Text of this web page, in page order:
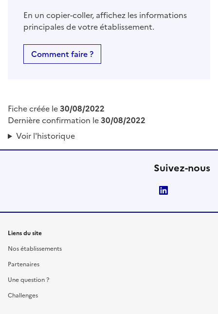
En un copier-coller, affichez les informations
principales de votre établissement.
Comment faire ?
Fiche créée le30/08/2022
Dernière confirmation le30/08/2022
Voir l'historique
Suivez-nous
Liens du site
Nos établissements
Partenaires
Une question ?
Challenges